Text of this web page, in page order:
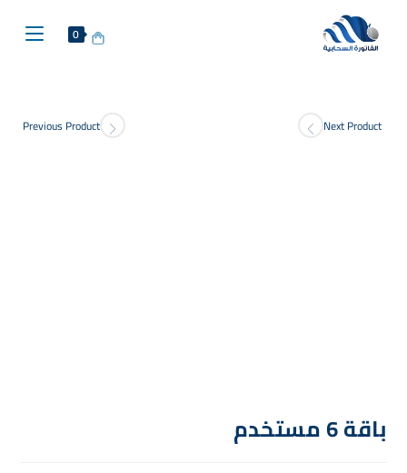
0
Previous Product Next Product
باقة 6 مستخدم